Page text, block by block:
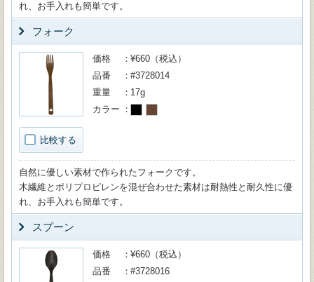
れ、お手入れも簡単です。
フォーク
比較する
価格
¥660（税込）
品番
#3728014
重量
17g
カラー
自然に優しい素材で作られたフォークです。
木繊維とポリプロピレンを混ぜ合わせた素材は耐熱性と耐久性に優
れ、お手入れも簡単です。
スプーン
価格
¥660（税込）
品番
#3728016